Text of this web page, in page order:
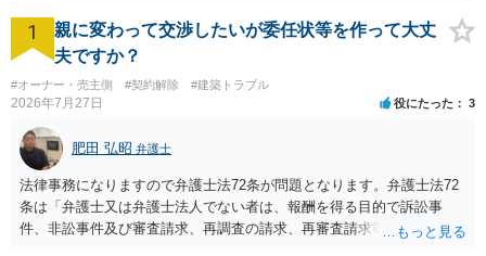
1
親に変わって交渉したいが委任状等を作って大丈
夫ですか？
#オーナー・売主側 #契約解除 #建築トラブル
2026年7月27日 役にたった 3
肥田 弘昭 弁護士
法律事務になりますので弁護士法72条が問題となります。弁護士法72
条は「弁護士又は弁護士法人でない者は、報酬を得る目的で訴訟事
件、非訟事件及び審査請求、再調査の請求、再審査請求等行政庁に対